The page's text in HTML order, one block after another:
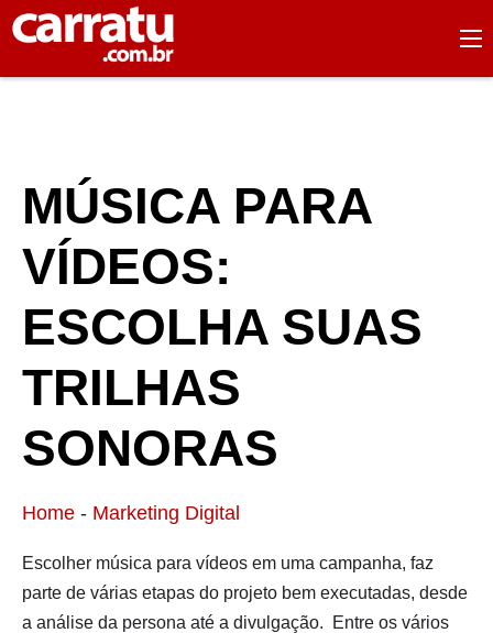
MÚSICA PARA
VÍDEOS:
ESCOLHA SUAS
TRILHAS
SONORAS
Home - Marketing Digital
Escolher música para vídeos em uma campanha, faz
parte de várias etapas do projeto bem executadas, desde
a análise da persona até a divulgação. Entre os vários